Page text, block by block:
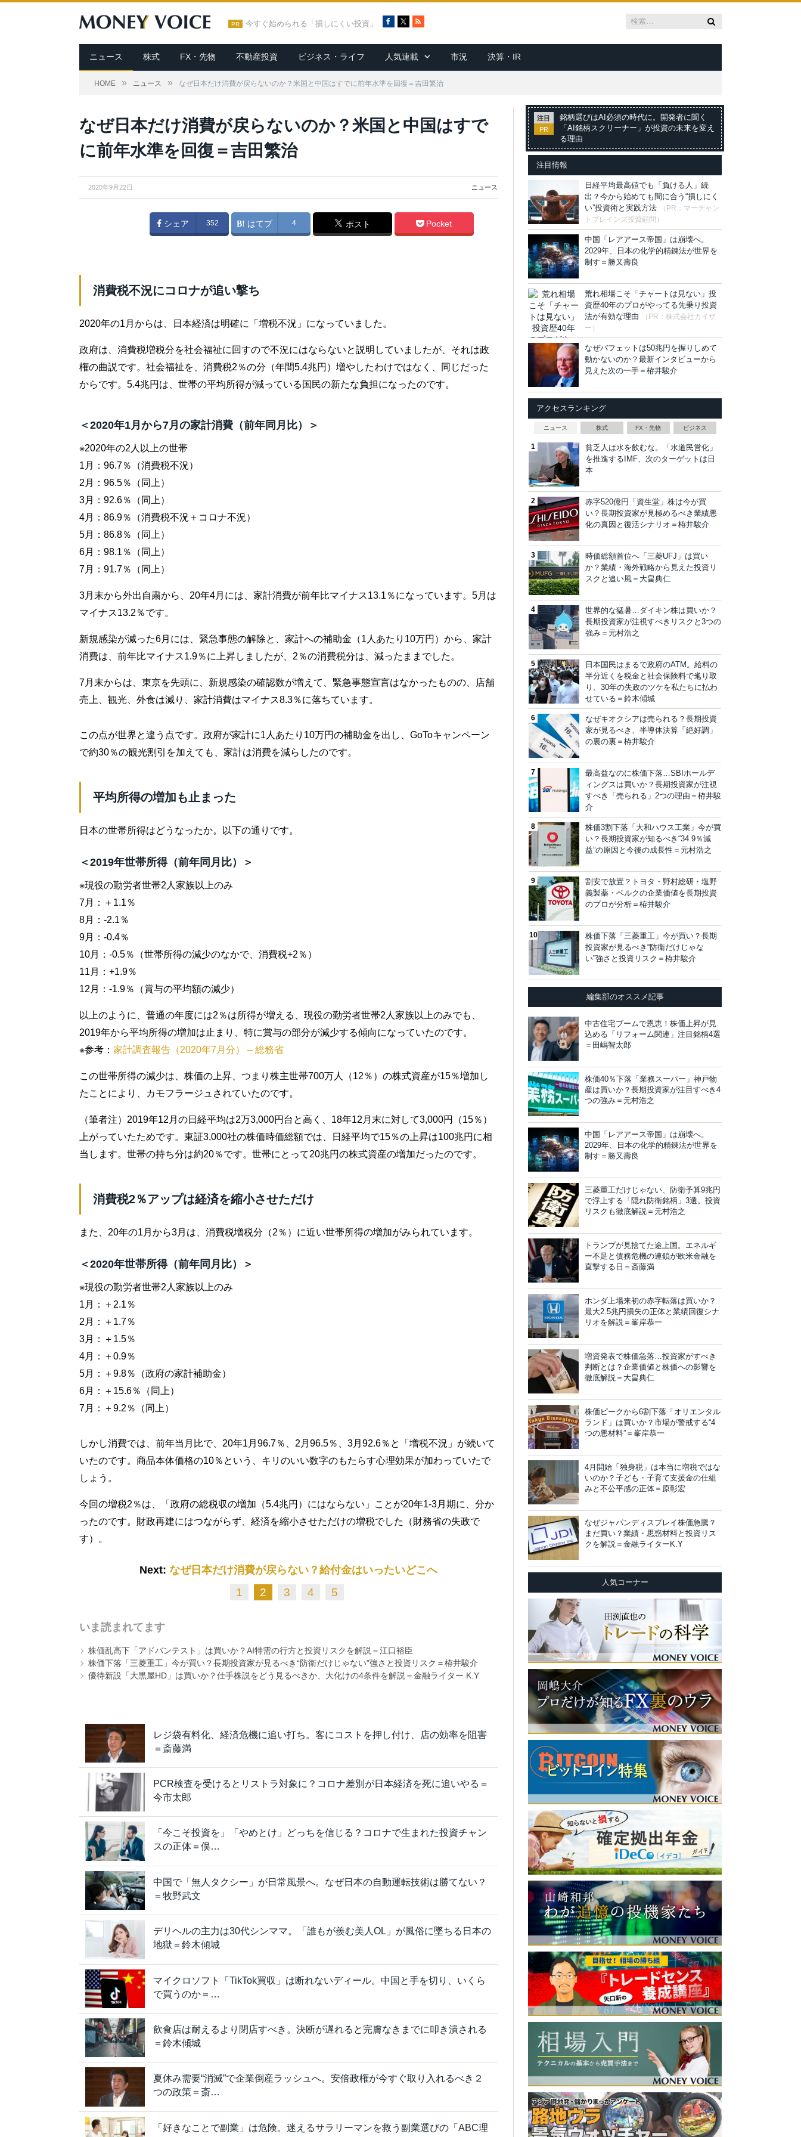
PR 今すぐ始められる「損しにくい投資」
c
e
b
o
R
S
ニュース 株式 FX・先物 不動産投資 ビジネス・ライフ 人気連載 市況 決算・IR
HOME » ニュース » なぜ日本だけ消費が戻らないのか？米国と中国はすでに前年水準を回復＝吉田繁治
なぜ日本だけ消費が戻らないのか？米国と中国はすで
に前年水準を回復＝吉田繁治
2020年9月22日 ニュース
シェア 352 はてブ 4 ポスト Pocket
消費税不況にコロナが追い撃ち
2020年の1月からは、日本経済は明確に「増税不況」になっていました。
政府は、消費税増税分を社会福祉に回すので不況にはならないと説明していましたが、それは政
権の曲説です。社会福祉を、消費税2％の分（年間5.4兆円）増やしたわけではなく、同じだった
からです。5.4兆円は、世帯の平均所得が減っている国民の新たな負担になったのです。
＜2020年1月から7月の家計消費（前年同月比）＞
※2020年の2人以上の世帯
1月：96.7％（消費税不況）
2月：96.5％（同上）
3月：92.6％（同上）
4月：86.9％（消費税不況＋コロナ不況）
5月：86.8％（同上）
6月：98.1％（同上）
7月：91.7％（同上）
3月末から外出自粛から、20年4月には、家計消費が前年比マイナス13.1％になっています。5月は
マイナス13.2％です。
新規感染が減った6月には、緊急事態の解除と、家計への補助金（1人あたり10万円）から、家計
消費は、前年比マイナス1.9％に上昇しましたが、2％の消費税分は、減ったままでした。
7月末からは、東京を先頭に、新規感染の確認数が増えて、緊急事態宣言はなかったものの、店舗
売上、観光、外食は減り、家計消費はマイナス8.3％に落ちています。
この点が世界と違う点です。政府が家計に1人あたり10万円の補助金を出し、GoToキャンペーン
で約30％の観光割引を加えても、家計は消費を減らしたのです。
平均所得の増加も止まった
日本の世帯所得はどうなったか。以下の通りです。
＜2019年世帯所得（前年同月比）＞
※現役の勤労者世帯2人家族以上のみ
7月：＋1.1％
8月：-2.1％
9月：-0.4％
10月：-0.5％（世帯所得の減少のなかで、消費税+2％）
11月：+1.9％
12月：-1.9％（賞与の平均額の減少）
以上のように、普通の年度には2％は所得が増える、現役の勤労者世帯2人家族以上のみでも、
2019年から平均所得の増加は止まり、特に賞与の部分が減少する傾向になっていたのです。
※参考： 家計調査報告（2020年7月分） – 総務省
この世帯所得の減少は、株価の上昇、つまり株主世帯700万人（12％）の株式資産が15％増加し
たことにより、カモフラージュされていたのです。
（筆者注）2019年12月の日経平均は2万3,000円台と高く、18年12月末に対して3,000円（15％）
上がっていたためです。東証3,000社の株価時価総額では、日経平均で15％の上昇は100兆円に相
当します。世帯の持ち分は約20％です。世帯にとって20兆円の株式資産の増加だったのです。
消費税2％アップは経済を縮小させただけ
また、20年の1月から3月は、消費税増税分（2％）に近い世帯所得の増加がみられています。
＜2020年世帯所得（前年同月比）＞
※現役の勤労者世帯2人家族以上のみ
1月：＋2.1％
2月：＋1.7％
3月：＋1.5％
4月：＋0.9％
5月：＋9.8％（政府の家計補助金）
6月：＋15.6％（同上）
7月：＋9.2％（同上）
しかし消費では、前年当月比で、20年1月96.7％、2月96.5％、3月92.6％と「増税不況」が続いて
いたのです。商品本体価格の10％という、キリのいい数字のもたらす心理効果が加わっていたで
しょう。
今回の増税2％は、「政府の総税収の増加（5.4兆円）にはならない」ことが20年1-3月期に、分か
ったのです。財政再建にはつながらず、経済を縮小させただけの増税でした（財務省の失政で
す）。
Next: なぜ日本だけ消費が戻らない？給付金はいったいどこへ
1 2 3 4 5
いま読まれてます
株価乱高下「アドバンテスト」は買いか？AI特需の行方と投資リスクを解説＝江口裕臣
株価下落「三菱重工」今が買い？長期投資家が見るべき“防衛だけじゃない”強さと投資リスク＝栫井駿介
優待新設「大黒屋HD」は買いか？仕手株説をどう見るべきか、大化けの4条件を解説＝金融ライター K.Y
レジ袋有料化、経済危機に追い打ち。客にコストを押し付け、店の効率を阻害
＝斎藤満
PCR検査を受けるとリストラ対象に？コロナ差別が日本経済を死に追いやる＝
今市太郎
「今こそ投資を」「やめとけ」どっちを信じる？コロナで生まれた投資チャン
スの正体＝俣…
中国で「無人タクシー」が日常風景へ。なぜ日本の自動運転技術は勝てない？
＝牧野武文
デリヘルの主力は30代シンママ。「誰もが羨む美人OL」が風俗に墜ちる日本の
地獄＝鈴木傾城
マイクロソフト「TikTok買収」は断れないディール。中国と手を切り、いくら
で買うのか＝…
飲食店は耐えるより閉店すべき。決断が遅れると完膚なきまでに叩き潰される
＝鈴木傾城
夏休み需要“消滅”で企業倒産ラッシュへ。安倍政権が今すぐ取り入れるべき２
つの政策＝斎…
「好きなことで副業」は危険。迷えるサラリーマンを救う副業選びの「ABC理
注目
PR
銘柄選びはAI必須の時代に。開発者に聞く
「AI銘柄スクリーナー」が投資の未来を変え
る理由
注目情報
日経平均最高値でも「負ける人」続
出？今から始めても間に合う“損しにく
い”投資術と実践方法
（PR：マーチャン
トブレインズ投資顧問）
中国「レアアース帝国」は崩壊へ。
2029年、日本の化学的精錬法が世界を
制す＝勝又壽良
荒れ相場こそ「チャートは見ない」投
資歴40年のプロがやってる先乗り投資
法が有効な理由
（PR：株式会社カイザ
ー）
なぜバフェットは50兆円を握りしめて
動かないのか？最新インタビューから
見えた次の一手＝栫井駿介
アクセスランキング
ニュース 株式 FX・先物 ビジネス
貧乏人は水を飲むな。「水道民営化」
を推進するIMF、次のターゲットは日
本
赤字520億円「資生堂」株は今が買
い？長期投資家が見極めるべき業績悪
化の真因と復活シナリオ＝栫井駿介
時価総額首位へ「三菱UFJ」は買い
か？業績・海外戦略から見えた投資リ
スクと追い風＝大畠典仁
世界的な猛暑…ダイキン株は買いか？
長期投資家が注視すべきリスクと3つの
強み＝元村浩之
日本国民はまるで政府のATM。給料の
半分近くを税金と社会保険料で毟り取
り、30年の失政のツケを私たちに払わ
せている＝鈴木傾城
なぜキオクシアは売られる？長期投資
家が見るべき、半導体決算「絶好調」
の裏の裏＝栫井駿介
最高益なのに株価下落…SBIホールデ
ィングスは買いか？長期投資家が注視
すべき「売られる」2つの理由＝栫井駿
介
株価3割下落「大和ハウス工業」今が買
い？長期投資家が知るべき“34.9％減
益”の原因と今後の成長性＝元村浩之
割安で放置？トヨタ・野村総研・塩野
義製薬・ベルクの企業価値を長期投資
のプロが分析＝栫井駿介
株価下落「三菱重工」今が買い？長期
投資家が見るべき“防衛だけじゃな
い”強さと投資リスク＝栫井駿介
編集部のオススメ記事
中古住宅ブームで恩恵！株価上昇が見
込める「リフォーム関連」注目銘柄4選
＝田嶋智太郎
株価40％下落「業務スーパー」神戸物
産は買いか？長期投資家が注目すべき4
つの強み＝元村浩之
中国「レアアース帝国」は崩壊へ。
2029年、日本の化学的精錬法が世界を
制す＝勝又壽良
三菱重工だけじゃない、防衛予算9兆円
で浮上する「隠れ防衛銘柄」3選。投資
リスクも徹底解説＝元村浩之
トランプが見捨てた途上国。エネルギ
ー不足と債務危機の連鎖が欧米金融を
直撃する日＝斎藤満
ホンダ上場来初の赤字転落は買いか？
最大2.5兆円損失の正体と業績回復シナ
リオを解説＝峯岸恭一
増資発表で株価急落…投資家がすべき
判断とは？企業価値と株価への影響を
徹底解説＝大畠典仁
株価ピークから6割下落「オリエンタル
ランド」は買いか？市場が警戒する“4
つの悪材料”＝峯岸恭一
4月開始「独身税」は本当に増税ではな
いのか？子ども・子育て支援金の仕組
みと不公平感の正体＝原彰宏
なぜジャパンディスプレイ株価急騰？
まだ買い？業績・思惑材料と投資リス
クを解説＝金融ライターK.Y
人気コーナー